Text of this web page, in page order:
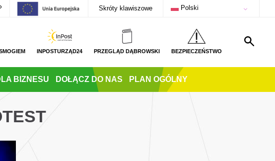
czcionki Skróty klawiszowe Polski
INPOSTURZĄD24 PRZEGLĄD DĄBROWSKI BEZPIECZEŃSTWO
BIZNESU DOŁĄCZ DO NAS PLAN OGÓLNY